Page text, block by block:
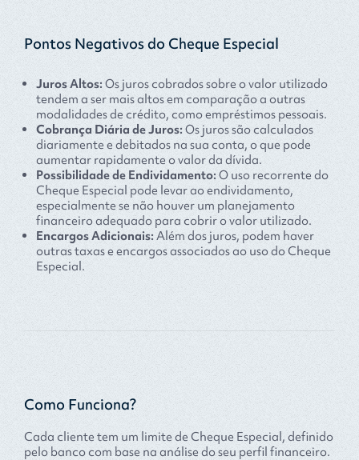
Pontos Negativos do Cheque Especial
Juros Altos: Os juros cobrados sobre o valor utilizado
tendem a ser mais altos em comparação a outras
modalidades de crédito, como empréstimos pessoais.
Cobrança Diária de Juros:Os juros são calculados
diariamente e debitados na sua conta, o que pode
aumentar rapidamente o valor da dívida.
Possibilidade de Endividamento: O uso recorrente do
Cheque Especial pode levar ao endividamento,
especialmente se não houver um planejamento
financeiro adequado para cobrir o valor utilizado.
Encargos Adicionais: Além dos juros, podem haver
outras taxas e encargos associados ao uso do Cheque
Especial.
Como Funciona?
Cada cliente tem um limite de Cheque Especial, definido
pelo banco com base na análise do seu perfil financeiro.